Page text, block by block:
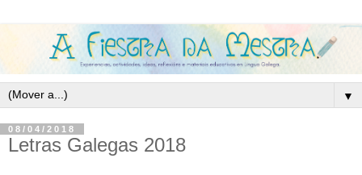
▼
08/04/2018
Letras Galegas 2018